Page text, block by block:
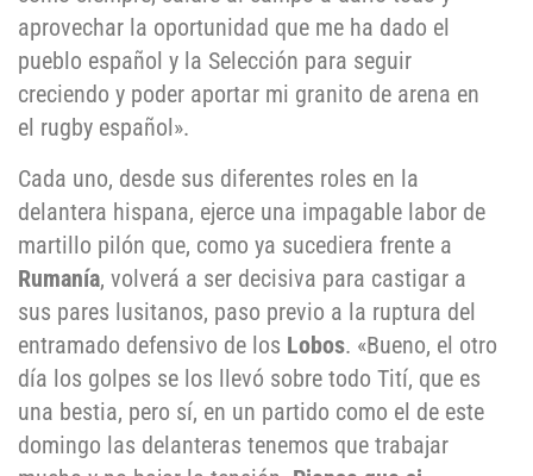
aprovechar la oportunidad que me ha dado el
pueblo español y la Selección para seguir
creciendo y poder aportar mi granito de arena en
el rugby español».
Cada uno, desde sus diferentes roles en la
delantera hispana, ejerce una impagable labor de
martillo pilón que, como ya sucediera frente a
Rumanía, volverá a ser decisiva para castigar a
sus pares lusitanos, paso previo a la ruptura del
entramado defensivo de los Lobos. «Bueno, el otro
día los golpes se los llevó sobre todo Tití, que es
una bestia, pero sí, en un partido como el de este
domingo las delanteras tenemos que trabajar